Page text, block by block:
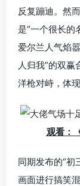
反复蹦迪。然
是“一个很长的
爱尔兰人气焰
人归我”的双
洋枪对峙，体
观看：
同期发布的“初
画面进行搞笑